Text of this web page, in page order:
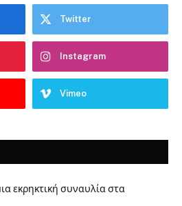
Twitter
Instagram
Vimeo